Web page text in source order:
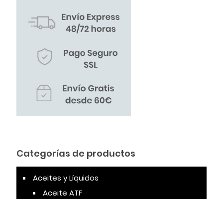
Categorías de productos
Aceites y Líquidos
Aceite ATF